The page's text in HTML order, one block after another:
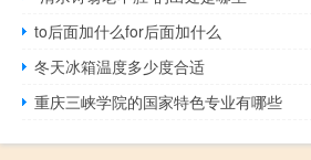
to后面加什么for后面加什么
冬天冰箱温度多少度合适
重庆三峡学院的国家特色专业有哪些